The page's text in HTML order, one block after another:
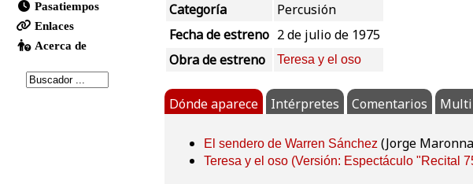
Categoría
Percusión
Fecha de estreno 2 de julio de 1975
Obra de estreno
Teresa y el oso
Dónde aparece Intérpretes Comentarios
El sendero de Warren Sánchez (Jorge
Teresa y el oso (Versión: Espectáculo "Recital